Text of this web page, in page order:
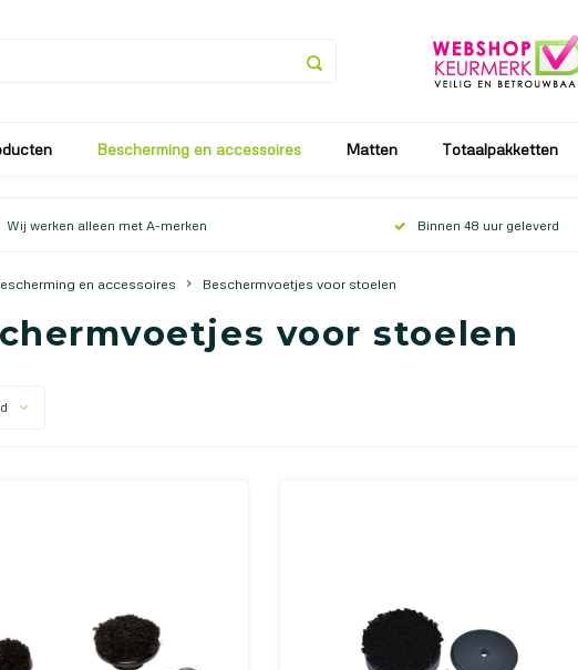
Bescherming en accessoires Matten Totaalpakketten
Wij werken alleen met A-merken Binnen 48 uur geleverd
en accessoires Beschermvoetjes voor stoelen
voor stoelen